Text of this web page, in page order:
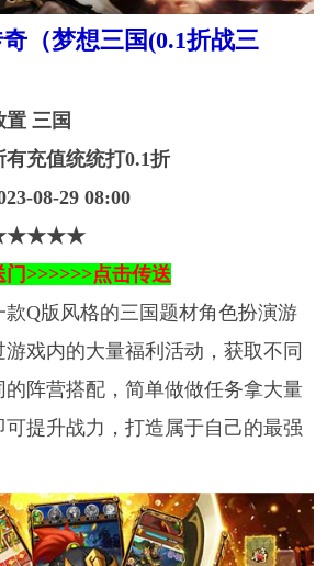
（梦想三国(0.1折战三
三国
充值统统打0.1折
08-29 08:00
★★★★★
>>>>>>点击传送
款Q版风格的三国题材角色扮演游
戏内的大量福利活动，获取不同
的阵营搭配，简单做做任务拿大量
提升战力，打造属于自己的最强